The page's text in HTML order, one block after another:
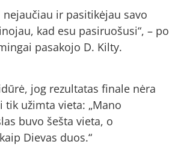
nejaučiau ir pasitikėjau savo
kad esu pasiruošusi“, – po
pasakojo D. Kilty.
jog rezultatas finale nėra
tik užimta vieta: „Mano
buvo šešta vieta, o
Dievas duos.“